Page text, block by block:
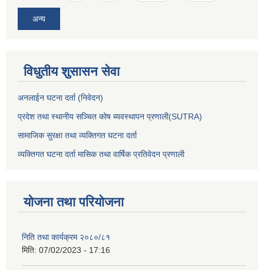
अन्य
विधुतीय शुसासन सेवा
अनलाईन घटना दर्ता (निवेदन)
प्रदेश तथा स्थानीय सञ्चित कोष ब्यवस्थापन प्रणाली(SUTRA)
सामाजिक सुरक्षा तथा व्यक्तिगत घटना दर्ता
व्यक्तिगत घटना दर्ता मासिक तथा वार्षिक प्रतिवेदन प्रणाली
योजना तथा परियोजना
निति तथा कार्यक्रम २०८०/८१
मिति: 07/02/2023 - 17:16